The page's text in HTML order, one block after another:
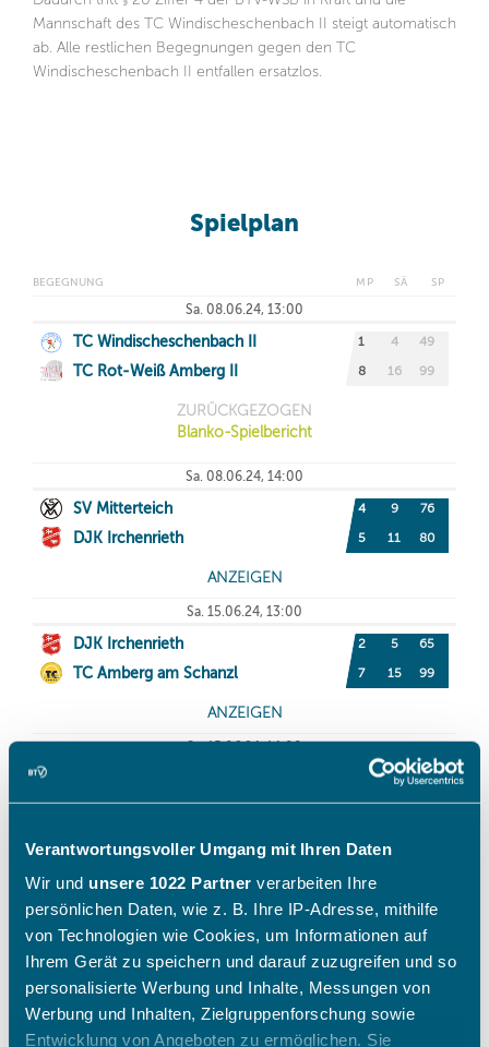
Verantwortungsvoller Umgang mit Ihren Daten
Wir und unsere 1022 Partner verarbeiten Ihre
persönlichen Daten, wie z. B. Ihre IP-Adresse, mithilfe
von Technologien wie Cookies, um Informationen auf
Ihrem Gerät zu speichern und darauf zuzugreifen und so
personalisierte Werbung und Inhalte, Messungen von
Werbung und Inhalten, Zielgruppenforschung sowie
Entwicklung von Angeboten zu ermöglichen. Sie